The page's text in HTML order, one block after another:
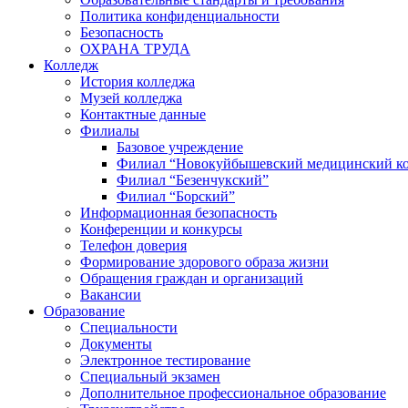
Политика конфиденциальности
Безопасность
ОХРАНА ТРУДА
Колледж
История колледжа
Музей колледжа
Контактные данные
Филиалы
Базовое учреждение
Филиал “Новокуйбышевский медицинский
Филиал “Безенчукский”
Филиал “Борский”
Информационная безопасность
Конференции и конкурсы
Телефон доверия
Формирование здорового образа жизни
Обращения граждан и организаций
Вакансии
Образование
Специальности
Документы
Электронное тестирование
Специальный экзамен
Дополнительное профессиональное образование